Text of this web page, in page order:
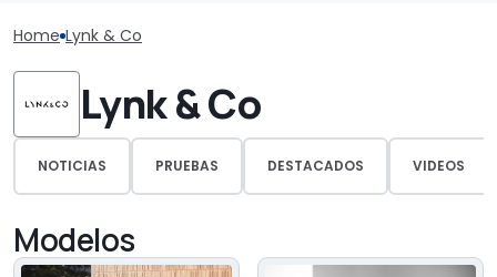
Home Lynk & Co
Lynk & Co
NOTICIAS PRUEBAS DESTACADOS VIDEOS
Modelos